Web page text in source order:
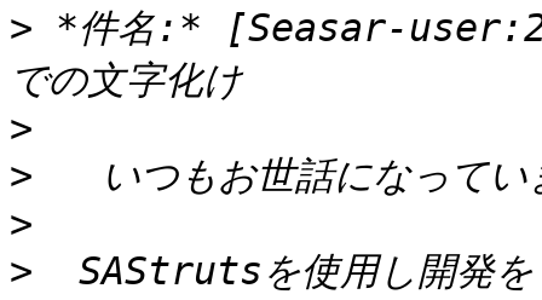
> *件名:* [Seasar-
>
>
>
>